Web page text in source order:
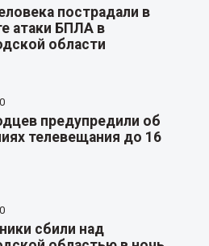
пострадали в
атаки БПЛА в
области
предупредили об
телевещания до 16
сбили над